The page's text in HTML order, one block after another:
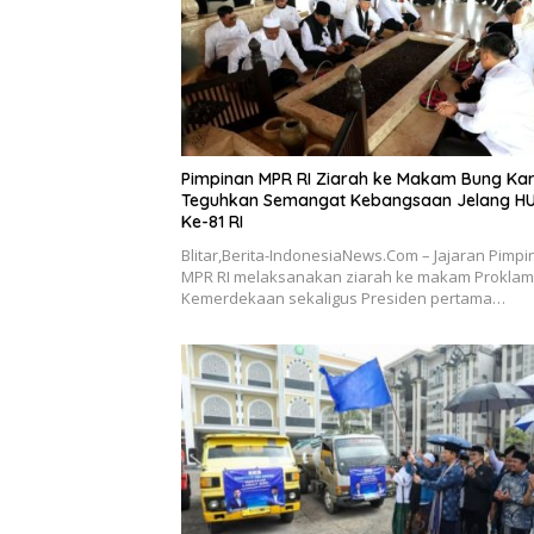
Pimpinan MPR RI Ziarah ke Makam Bung
Teguhkan Semangat Kebangsaan Jelang
Ke-81 RI
Blitar,Berita-IndonesiaNews.Com – Jajaran
MPR RI melaksanakan ziarah ke makam
Kemerdekaan sekaligus Presiden pertama…